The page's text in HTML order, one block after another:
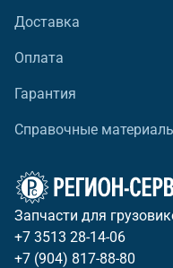
Доставка
Оплата
Гарантия
Справочные
Запчасти для
+7 3513 28-14-06
+7 (904) 817-88-80